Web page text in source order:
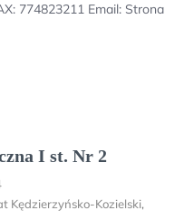
774823211 Email: Strona
I st. Nr 2
Kędzierzyńsko-Kozielski,